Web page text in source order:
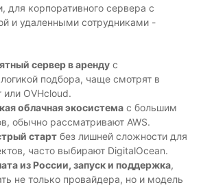
для корпоративного сервера с
и удаленными сотрудниками -
сервер в аренду с
подбора, чаще смотрят в
или OVHcloud.
облачная экосистема с большим
обычно рассматривают AWS.
старт без лишней сложности для
часто выбирают DigitalOcean.
из России, запуск и поддержка,
не только провайдера, но и модель